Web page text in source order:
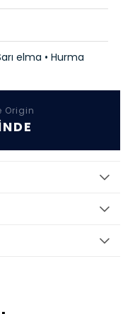
elma • Hurma
Origin